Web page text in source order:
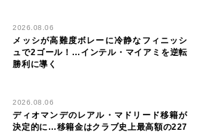
2026.08.06
メッシが高難度ボレーに冷静なフィニッシ
ュで2ゴール！…インテル・マイアミを逆転
勝利に導く
2026.08.06
ディオマンデのレアル・マドリード移籍が
決定的に…移籍金はクラブ史上最高額の227